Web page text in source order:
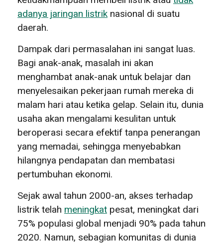
adanya jaringan listrik nasional di suatu
daerah.
Dampak dari permasalahan ini sangat luas.
Bagi anak-anak, masalah ini akan
menghambat anak-anak untuk belajar dan
menyelesaikan pekerjaan rumah mereka di
malam hari atau ketika gelap. Selain itu, dunia
usaha akan mengalami kesulitan untuk
beroperasi secara efektif tanpa penerangan
yang memadai, sehingga menyebabkan
hilangnya pendapatan dan membatasi
pertumbuhan ekonomi.
Sejak awal tahun 2000-an, akses terhadap
listrik telah meningkat pesat, meningkat dari
75% populasi global menjadi 90% pada tahun
2020. Namun, sebagian komunitas di dunia